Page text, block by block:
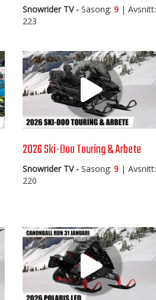
Snowrider TV - Säsong:9 | Avsnitt:
223
2026 Ski-Doo Touring & Arbete
Snowrider TV - Säsong:9 | Avsnitt:
220